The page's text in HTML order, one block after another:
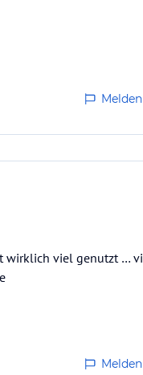
Melden
wirklich viel genutzt … vi
Melden